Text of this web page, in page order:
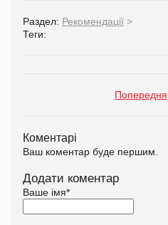
Раздел: Рекомендації >
Теги:
Попередня
Коментарі
Ваш коментар буде першим.
Додати коментар
Ваше імя*